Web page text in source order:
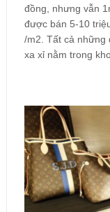
đồng, nhưng vẫn
được bán 5-10
/m2. Tất cả những
xa xỉ nằm trong